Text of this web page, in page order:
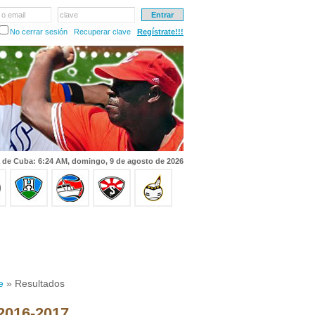
email
clave
No cerrar sesión
Recuperar clave Regístrate!!!
de Cuba: 6:24 AM, domingo, 9 de agosto de 2026
» Resultados